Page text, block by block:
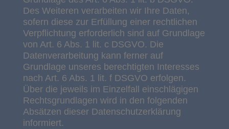
Des Weiteren verarbeiten wir Ihre Daten,
sofern diese zur Erfüllung einer rechtlichen
Verpflichtung erforderlich sind auf Grundlage
von Art. 6 Abs. 1 lit. c DSGVO. Die
Datenverarbeitung kann ferner auf
Grundlage unseres berechtigten Interesses
nach Art. 6 Abs. 1 lit. f DSGVO erfolgen.
Über die jeweils im Einzelfall einschlägigen
Rechtsgrundlagen wird in den folgenden
Absätzen dieser Datenschutzerklärung
informiert.